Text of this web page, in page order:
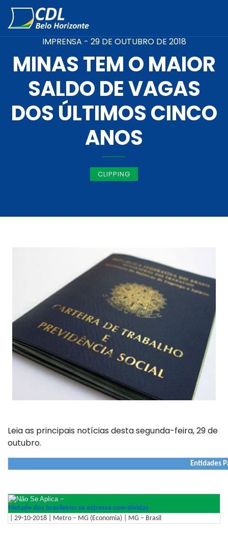
IMPRENSA - 29 DE OUTUBRO DE 2018
MINAS TEM O MAIOR
SALDO DE VAGAS
DOS ÚLTIMOS CINCO
ANOS
CLIPPING
Leia as principais notícias desta segunda-feira, 29 de
outubro.
Entidades
–
Metade dos brasileiros se estressa com dívidas
| 29-10-2018 | Metro – MG (Economia) | MG – Brasil